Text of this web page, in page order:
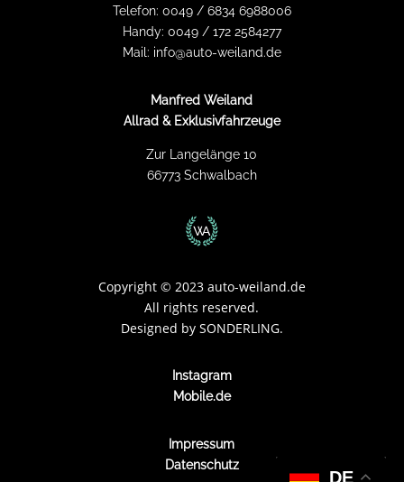
Telefon: 0049 / 6834 6988006
Handy: 0049 / 172 2584277
Mail: info@auto-weiland.de
Manfred Weiland
Allrad & Exklusivfahrzeuge
Zur Langelänge 10
66773 Schwalbach
Copyright © 2023 auto-weiland.de
All rights reserved.
Designed by SONDERLING.
Instagram
Mobile.de
Impressum
Datenschutz
DE